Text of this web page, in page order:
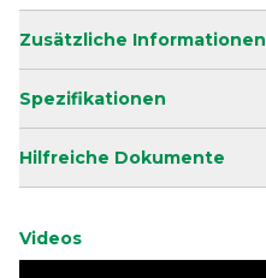
Zusätzliche Informationen
Spezifikationen
Hilfreiche Dokumente
Videos